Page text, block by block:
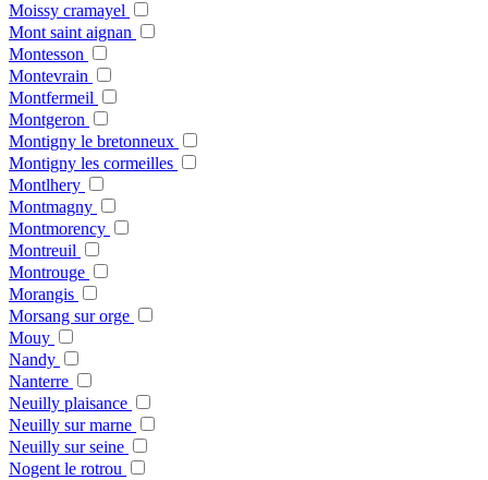
Moissy cramayel
Mont saint aignan
Montesson
Montevrain
Montfermeil
Montgeron
Montigny le bretonneux
Montigny les cormeilles
Montlhery
Montmagny
Montmorency
Montreuil
Montrouge
Morangis
Morsang sur orge
Mouy
Nandy
Nanterre
Neuilly plaisance
Neuilly sur marne
Neuilly sur seine
Nogent le rotrou